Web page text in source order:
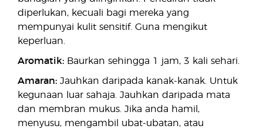
diperlukan, kecuali bagi mereka yang
mempunyai kulit sensitif. Guna mengikut
keperluan.
Aromatik: Baurkan sehingga 1 jam, 3 kali sehari.
Amaran: Jauhkan daripada kanak-kanak. Untuk
kegunaan luar sahaja. Jauhkan daripada mata
dan membran mukus. Jika anda hamil,
menyusu, mengambil ubat-ubatan, atau